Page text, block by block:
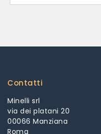
Contatti
Minelli srl
via dei platani 20
00066 Manziana
Roma